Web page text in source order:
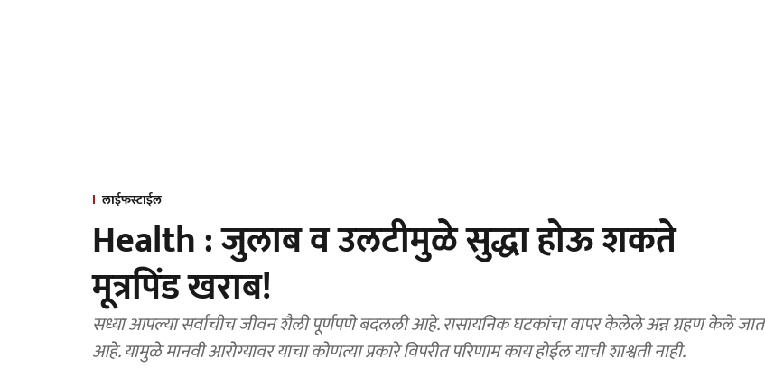
लाईफस्टाईल
Health : जुलाब व उलटीमुळे सुद्धा होऊ शकते
मूत्रपिंड खराब!
सध्या आपल्या सर्वांचीच जीवन शैली पूर्णपणे बदलली आहे. रासायनिक घटकांचा वापर केलेले अन्न ग्रहण केले जात
आहे. यामुळे मानवी आरोग्यावर याचा कोणत्या प्रकारे विपरीत परिणाम काय होईल याची शाश्वती नाही.